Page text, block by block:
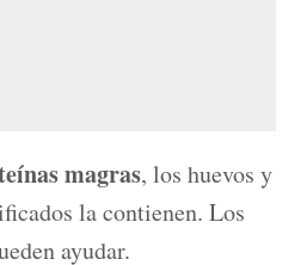
magras, los huevos y
la contienen. Los
ayudar.